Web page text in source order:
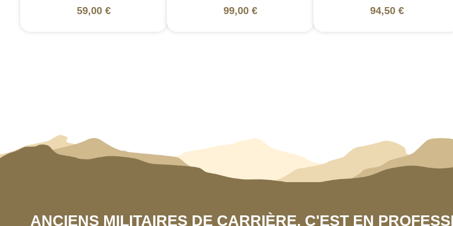
59,00 € 99,00 € 94,50 €
ANCIENS MILITAIRES DE CARRIÈRE, C'EST EN